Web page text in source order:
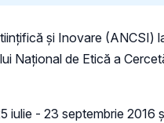
şi Inovare (ANCSI)
Naţional de Etică a
iulie - 23 septembrie